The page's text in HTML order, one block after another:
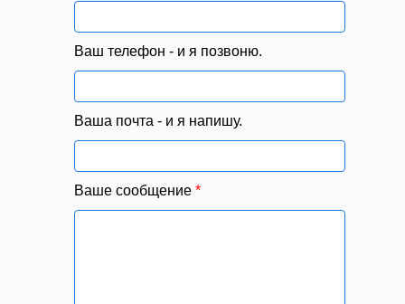
Ваш телефон - и я позвоню.
Ваша почта - и я напишу.
Ваше сообщение *